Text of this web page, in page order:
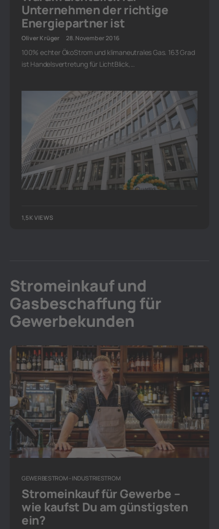
Unternehmen der richtige
Energiepartner ist
Oliver Krüger 28. November 2016
100% echter ÖkoStrom und klimaneutrales Gas. 163 Grad
ist Handelsvertretung für LichtBlick,…
1,5K VIEWS
Stromeinkauf und
Gasbeschaffung für
Gewerbekunden
GEWERBESTROM – INDUSTRIESTROM
Stromeinkauf für Gewerbe –
wie kaufst Du am günstigsten
ein?